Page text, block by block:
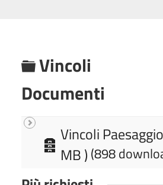
C
a
r
t
l
Vincoli
Documenti
a
c
Vincoli Paesaggio
MB ) (898